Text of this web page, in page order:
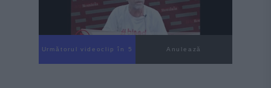
Următorul videoclip în 4 Anulează